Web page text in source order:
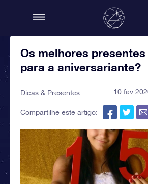
Os melhores presentes
para a aniversariante?
Dicas & Presentes 10 fev
Compartilhe este artigo: